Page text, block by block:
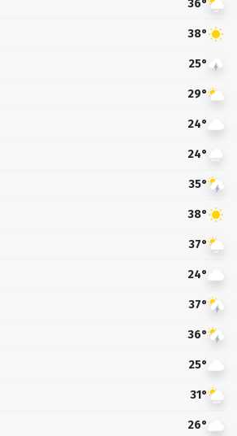
36°
38°
25°
29°
24°
24°
35°
38°
37°
24°
37°
36°
25°
31°
26°